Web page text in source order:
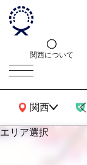
関西について
関西
関西広域MAP
エリア選択
エ